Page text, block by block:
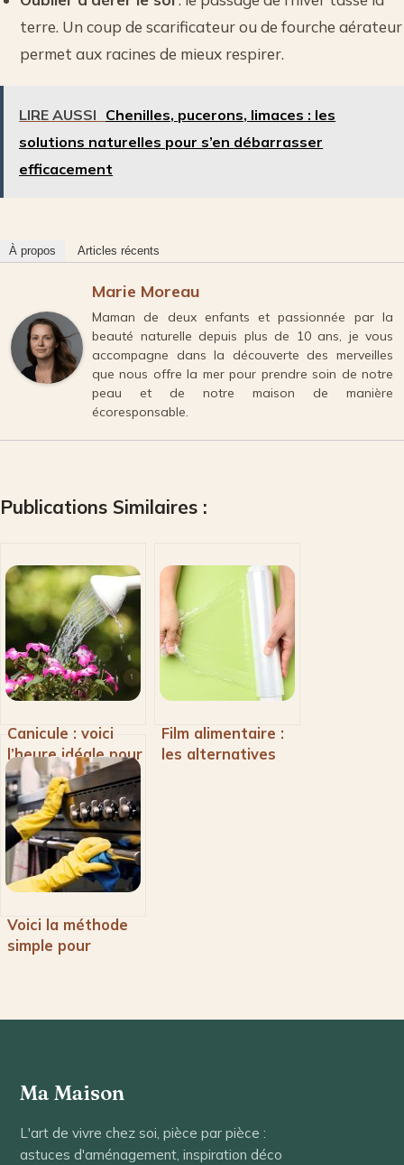
terre. Un coup de scarificateur ou de fourche aérateur
permet aux racines de mieux respirer.
LIRE AUSSI Chenilles, pucerons, limaces : les
solutions naturelles pour s’en débarrasser
efficacement
À propos Articles récents
Marie Moreau
Maman de deux enfants et passionnée par la
beauté naturelle depuis plus de 10 ans, je vous
accompagne dans la découverte des merveilles
que nous offre la mer pour prendre soin de notre
peau et de notre maison de manière
écoresponsable.
Publications Similaires :
Canicule : voici
l’heure idéale pour
arroser votre
jardin
efficacement
Film alimentaire :
les alternatives
Voici la méthode
simple pour
Ma Maison
L'art de vivre chez soi, pièce par pièce :
astuces d'aménagement, inspiration déco